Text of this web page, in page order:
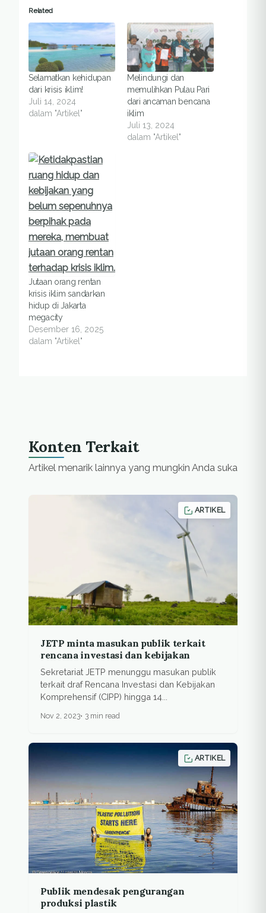
Related
Selamatkan kehidupan
dari krisis iklim!
Juli 14, 2024
dalam "Artikel"
Melindungi dan
memulihkan Pulau Pari
dari ancaman bencana
iklim
Juli 13, 2024
dalam "Artikel"
Jutaan orang rentan
krisis iklim sandarkan
hidup di Jakarta
megacity
Desember 16, 2025
dalam "Artikel"
Konten Terkait
Artikel menarik lainnya yang mungkin Anda suka
ARTIKEL
JETP minta masukan publik terkait
rencana investasi dan kebijakan
Sekretariat JETP menunggu masukan publik
terkait draf Rencana Investasi dan Kebijakan
Komprehensif (CIPP) hingga 14...
Nov 2, 2023 3 min read
ARTIKEL
Publik mendesak pengurangan
produksi plastik